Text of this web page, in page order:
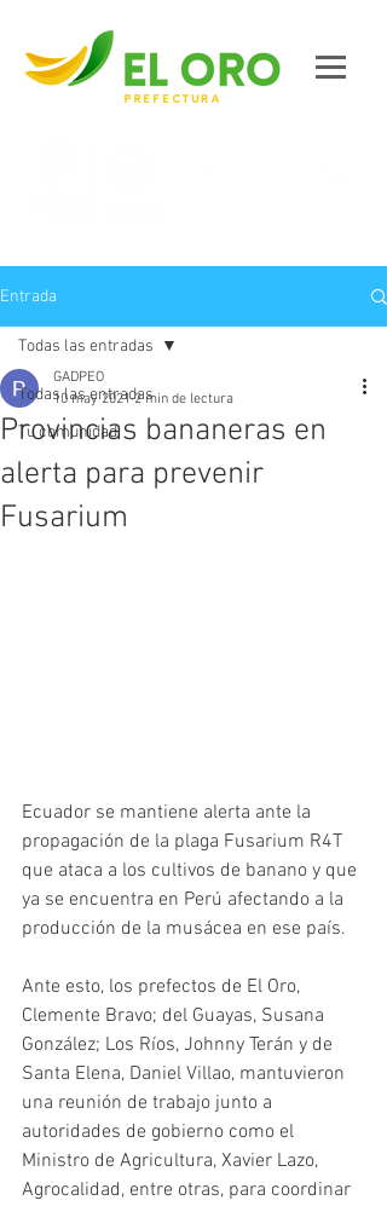
Entrada
Todas las entradas
Tu comunidad
Todas las entradas
Provincias bananeras en
alerta para prevenir
Fusarium
GADPEO
10 may 2021 2 min de lectura
Ecuador se mantiene alerta ante la
propagación de la plaga Fusarium R4T
que ataca a los cultivos de banano y que
ya se encuentra en Perú afectando a la
producción de la musácea en ese país.
Ante esto, los prefectos de El Oro,
Clemente Bravo; del Guayas, Susana
González; Los Ríos, Johnny Terán y de
Santa Elena, Daniel Villao, mantuvieron
una reunión de trabajo junto a
autoridades de gobierno como el
Ministro de Agricultura, Xavier Lazo,
Agrocalidad, entre otras, para coordinar